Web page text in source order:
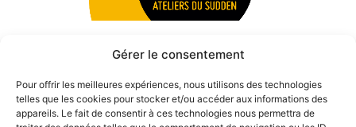
Gérer le consentement
Pour offrir les meilleures expériences, nous utilisons des technologies
telles que les cookies pour stocker et/ou accéder aux informations des
appareils. Le fait de consentir à ces technologies nous permettra de